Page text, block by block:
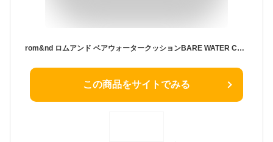
rom&nd ロムアンド ベアウォータークッションBARE WATER CUSHION (02 ピュア 21, 11グラム)
この商品をサイトでみる